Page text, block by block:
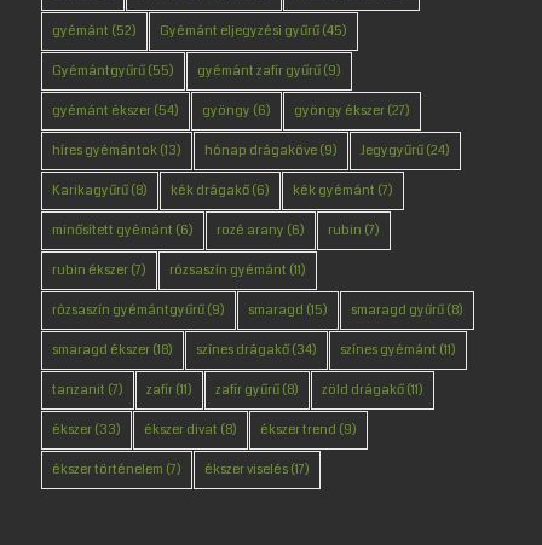
gyémánt (52) Gyémánt eljegyzési gyűrű(45)
Gyémántgyűrű(55) gyémánt zafír gyűrű(9)
gyémánt ékszer(54) gyöngy (6) gyöngy ékszer(27)
híres gyémántok(13) hónap drágaköve(9) Jegygyűrű(24)
Karikagyűrű(8) kék drágakő(6) kék gyémánt (7)
minősített gyémánt (6) rozé arany (6) rubin (7)
rubin ékszer(7) rózsaszín gyémánt (11)
rózsaszín gyémántgyűrű(9) smaragd (15) smaragd gyűrű(8)
smaragd ékszer(18) színes drágakő(34) színes gyémánt (11)
tanzanit (7) zafír(11) zafír gyűrű(8) zöld drágakő(11)
ékszer(33) ékszer divat (8) ékszer trend (9)
ékszer történelem (7) ékszer viselés(17)